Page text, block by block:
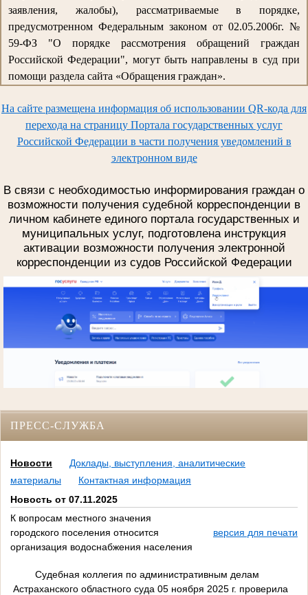
заявления, жалобы), рассматриваемые в порядке,
предусмотренном Федеральным законом от 02.05.2006г. №
59-ФЗ "О порядке рассмотрения обращений граждан
Российской Федерации", могут быть направлены в суд при
помощи раздела сайта «Обращения граждан».
На сайте размещена информация об использовании QR-кода для
перехода на страницу Портала государственных услуг
Российской Федерации в части получения уведомлений в
электронном виде
В связи с необходимостью информирования граждан о
возможности получения судебной корреспонденции в
личном кабинете единого портала государственных и
муниципальных услуг, подготовлена инструкция
активации возможности получения электронной
корреспонденции из судов Российской Федерации
ПРЕСС-СЛУЖБА
Новости
Доклады, выступления, аналитические
материалы
Контактная информация
Новость от 07.11.2025
К вопросам местного значения
городского поселения относится
организация водоснабжения населения
версия для печати
Судебная коллегия по административным делам
Астраханского областного суда 05 ноября 2025 г. проверила